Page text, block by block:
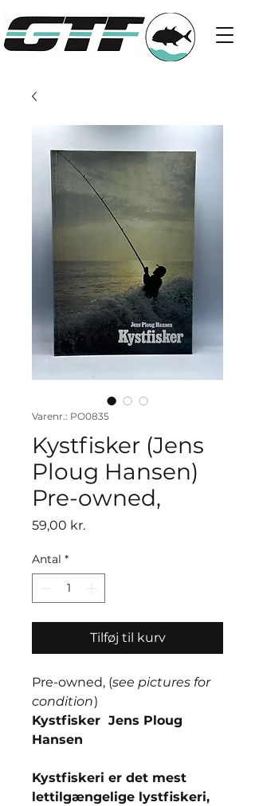
Varenr.: PO0835
Kystfisker (Jens
Ploug Hansen)
Pre-owned,
59,00 kr.Pris
Antal *
Tilføj til kurv
Pre-owned, (see pictures for
condition)
Kystfisker Jens Ploug
Hansen
Kystfiskeri er det mest
lettilgængelige lystfiskeri,